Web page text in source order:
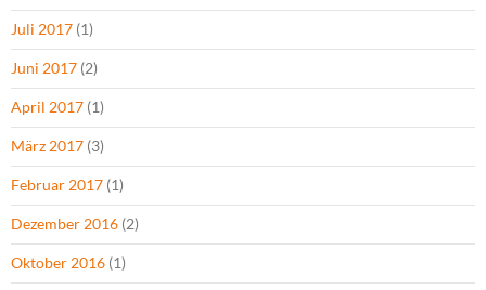
Juli 2017 (1)
Juni 2017 (2)
April 2017 (1)
März 2017 (3)
Februar 2017 (1)
Dezember 2016 (2)
Oktober 2016 (1)